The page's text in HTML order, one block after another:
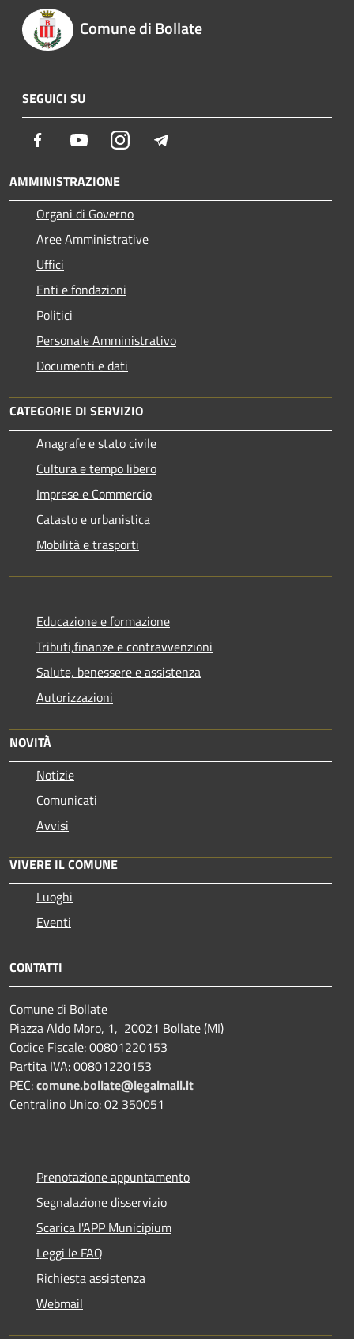
Comune di Bollate
SEGUICI SU
Facebook YoutubeInstagram
AMMINISTRAZIONE
Organi di Governo
Aree Amministrative
Uffici
Enti e fondazioni
Politici
Personale Amministrativo
Documenti e dati
CATEGORIE DI SERVIZIO
Anagrafe e stato civile
Cultura e tempo libero
Imprese e Commercio
Catasto e urbanistica
Mobilità e trasporti
Educazione e formazione
Tributi,finanze e contravvenzioni
Salute, benessere e assistenza
Autorizzazioni
NOVITÀ
Notizie
Comunicati
Avvisi
VIVERE IL COMUNE
Luoghi
Eventi
CONTATTI
Comune di Bollate
Piazza Aldo Moro, 1, 20021 Bollate (MI)
Codice Fiscale: 00801220153
Partita IVA: 00801220153
PEC:comune.bollate@legalmail.it
Centralino Unico: 02 350051
Prenotazione appuntamento
Segnalazione disservizio
Scarica l'APP Municipium
Leggi le FAQ
Richiesta assistenza
Webmail